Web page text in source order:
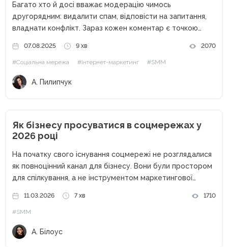
Багато хто й досі вважає модерацію чимось
другорядним: видалити спам, відповісти на запитання,
владнати конфлікт. Зараз кожен коментар є точкою
лояльність аудиторії, або ризиком зруйнувати довіру і
репутацію. Розповідаємо на прикладі...
07.08.2025 9 хв 2070
#Соціальна мережа #Інтернет-маркетинг #SMM
А. Пилипчук
Як бізнесу просуватися в соцмережах у
2026 році
На початку свого існування соцмережі не розглядалися
як повноцінний канал для бізнесу. Вони були простором
для спілкування, а не інструментом маркетингової
буде», — найчастіший запит, який я отримувала як СММ-
експерт до 2020 року....
11.03.2026 7 хв 1710
#SMM
А. Білоус